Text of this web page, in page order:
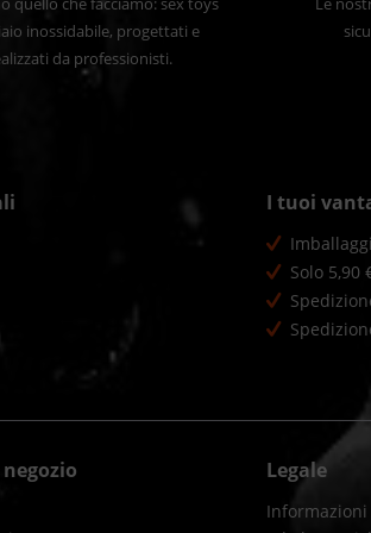
inossidabile, progettati e
da professionisti.
I tuoi
Solo 5,90
Legale